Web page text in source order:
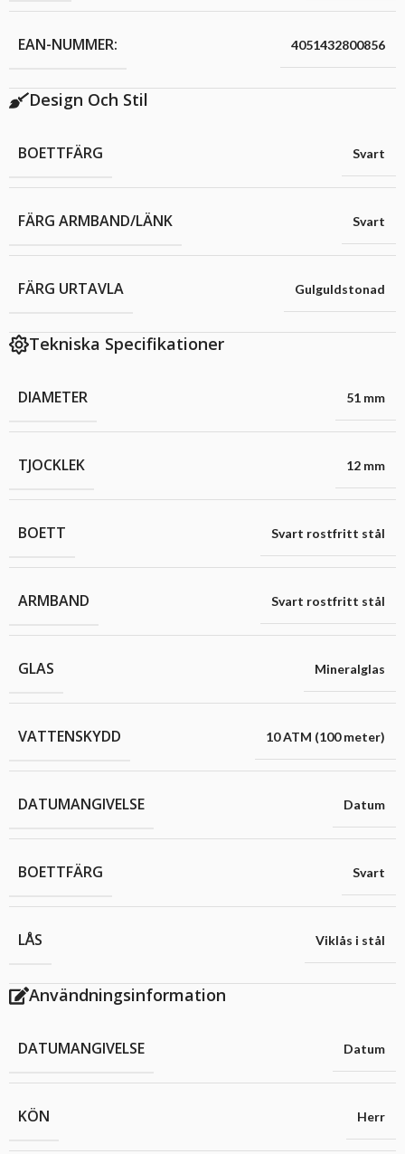
EAN-NUMMER: 4051432800856
Design Och Stil
BOETTFÄRG Svart
FÄRG ARMBAND/LÄNK Svart
FÄRG URTAVLA Gulguldstonad
Tekniska Specifikationer
DIAMETER 51 mm
TJOCKLEK 12 mm
BOETT Svart rostfritt stål
ARMBAND Svart rostfritt stål
GLAS Mineralglas
VATTENSKYDD 10 ATM (100 meter)
DATUMANGIVELSE Datum
BOETTFÄRG Svart
LÅS Viklås i stål
Användningsinformation
DATUMANGIVELSE Datum
KÖN Herr